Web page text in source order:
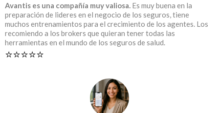
Avantis es una compañía muy valiosa. Es muy buena en la
preparación de lideres en el negocio de los seguros, tiene
muchos entrenamientos para el crecimiento de los agentes. Los
recomiendo a los brokers que quieran tener todas las
herramientas en el mundo de los seguros de salud.
⭐️⭐️⭐️⭐️⭐️